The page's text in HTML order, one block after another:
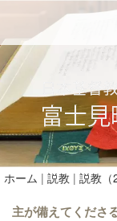
ホーム | 説教 | 説教（
主が備えてくださ